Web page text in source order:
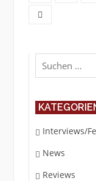
Suchen
nach:
Interviews/
News
Reviews